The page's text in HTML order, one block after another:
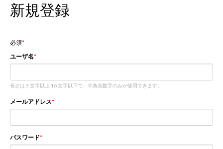
新規登録
必須
ユーザ名
長さは 3 文字以上 16 文字以下で、半角英数字のみが使用できます。
メールアドレス
パスワード